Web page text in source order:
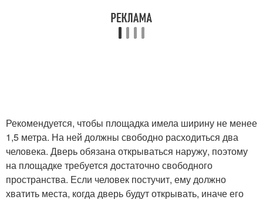
Рекомендуется, чтобы площадка имела ширину не менее
1,5 метра. На ней должны свободно расходиться два
человека. Дверь обязана открываться наружу, поэтому
на площадке требуется достаточно свободного
пространства. Если человек постучит, ему должно
хватить места, когда дверь будут открывать, иначе его